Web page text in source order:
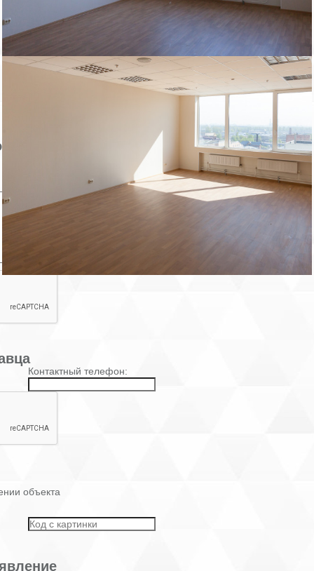
Продано
Несуществующий объект
Не дозвониться
Другая причина
Связаться с продавцом
Следить за объектом
Контактный телефон:
объекта